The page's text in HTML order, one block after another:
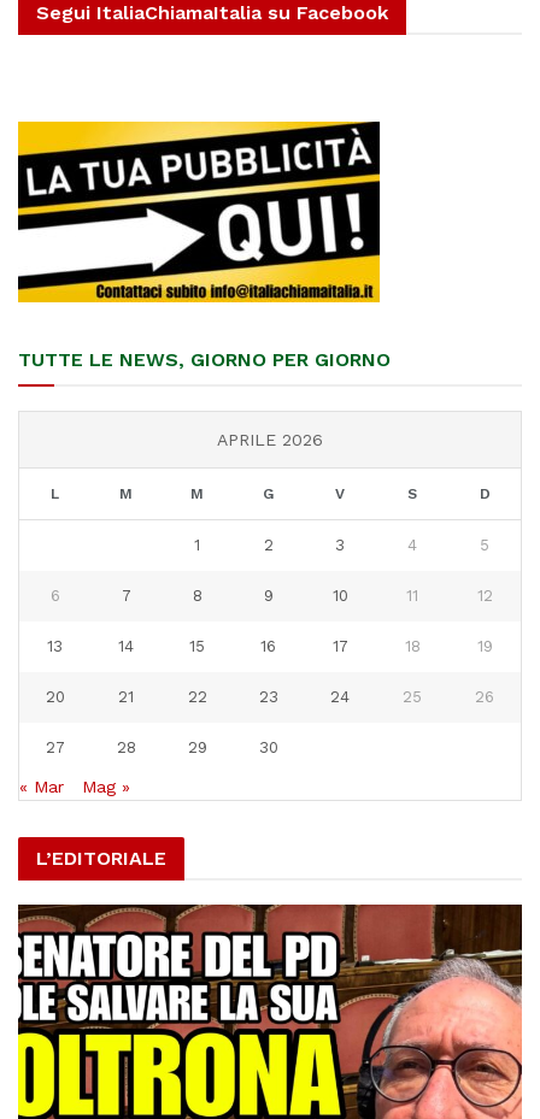
Segui ItaliaChiamaItalia su Facebook
TUTTE LE NEWS, GIORNO PER GIORNO
APRILE 2026
L M M G V S D
1 2 3 4 5
6 7 8 9 10 11 12
13 14 15 16 17 18 19
20 21 22 23 24 25 26
27 28 29 30
« Mar Mag »
L’EDITORIALE